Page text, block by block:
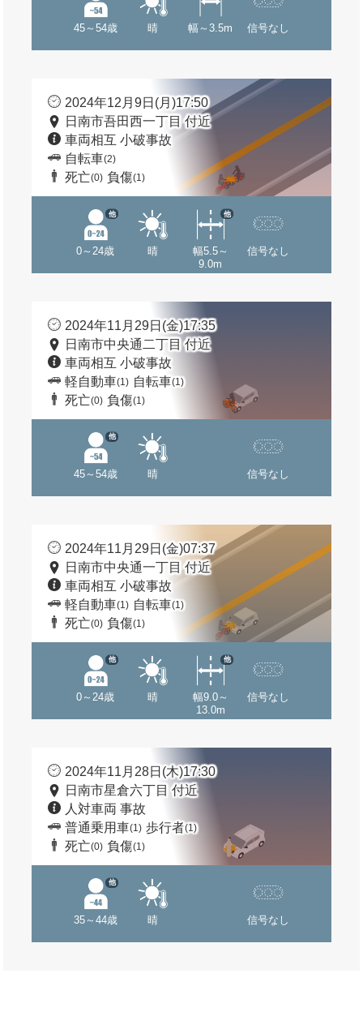
45～54歳 晴 幅～3.5m 信号なし
2024年12月9日(月)17:50
日南市吾田西一丁目 付近
車両相互 小破事故
自転車(2)
死亡(0) 負傷(1)
0～24歳
他
晴
幅5.5～
9.0m
他
信号なし
2024年11月29日(金)17:35
日南市中央通二丁目 付近
車両相互 小破事故
軽自動車(1) 自転車(1)
死亡(0) 負傷(1)
45～54歳
他
晴 信号なし
2024年11月29日(金)07:37
日南市中央通一丁目 付近
車両相互 小破事故
軽自動車(1) 自転車(1)
死亡(0) 負傷(1)
0～24歳
他
晴
幅9.0～
13.0m
他
信号なし
2024年11月28日(木)17:30
日南市星倉六丁目 付近
人対車両 事故
普通乗用車(1) 歩行者(1)
死亡(0) 負傷(1)
35～44歳
他
晴 信号なし